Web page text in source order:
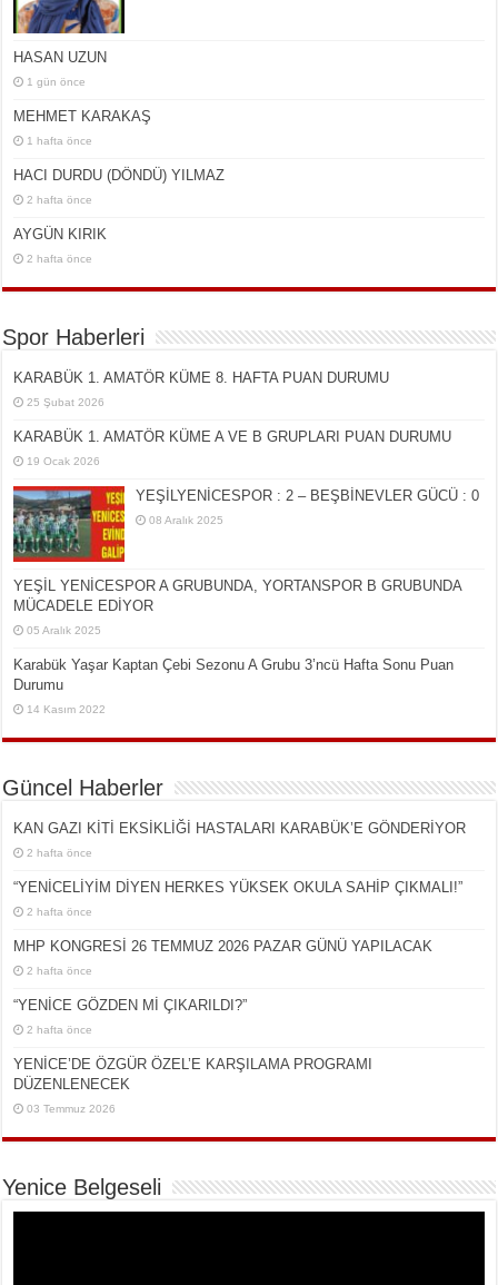
HASAN UZUN
1 gün önce
MEHMET KARAKAŞ
1 hafta önce
HACI DURDU (DÖNDÜ) YILMAZ
2 hafta önce
AYGÜN KIRIK
2 hafta önce
Spor Haberleri
KARABÜK 1. AMATÖR KÜME 8. HAFTA PUAN DURUMU
25 Şubat 2026
KARABÜK 1. AMATÖR KÜME A VE B GRUPLARI PUAN DURUMU
19 Ocak 2026
YEŞİLYENİCESPOR : 2 – BEŞBİNEVLER GÜCÜ : 0
08 Aralık 2025
YEŞİL YENİCESPOR A GRUBUNDA, YORTANSPOR B GRUBUNDA
MÜCADELE EDİYOR
05 Aralık 2025
Karabük Yaşar Kaptan Çebi Sezonu A Grubu 3’ncü Hafta Sonu Puan
Durumu
14 Kasım 2022
Güncel Haberler
KAN GAZI KİTİ EKSİKLİĞİ HASTALARI KARABÜK’E GÖNDERİYOR
2 hafta önce
“YENİCELİYİM DİYEN HERKES YÜKSEK OKULA SAHİP ÇIKMALI!”
2 hafta önce
MHP KONGRESİ 26 TEMMUZ 2026 PAZAR GÜNÜ YAPILACAK
2 hafta önce
“YENİCE GÖZDEN Mİ ÇIKARILDI?”
2 hafta önce
YENİCE’DE ÖZGÜR ÖZEL’E KARŞILAMA PROGRAMI
DÜZENLENECEK
03 Temmuz 2026
Yenice Belgeseli